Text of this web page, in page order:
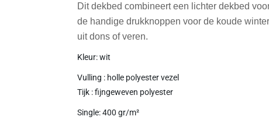
Dit dekbed combineert een lichter dekbed
de handige drukknoppen voor de koude
uit dons of veren.
Kleur: wit
Vulling : holle polyester vezel
Tijk : fijngeweven polyester
Single: 400 gr/m²